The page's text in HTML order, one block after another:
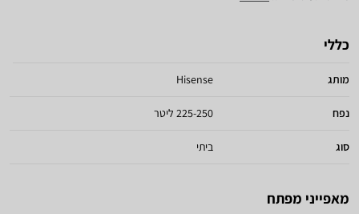
כללי
מותג Hisense
נפח 225-250 ליטר
סוג ביתי
מאפייני מפתח